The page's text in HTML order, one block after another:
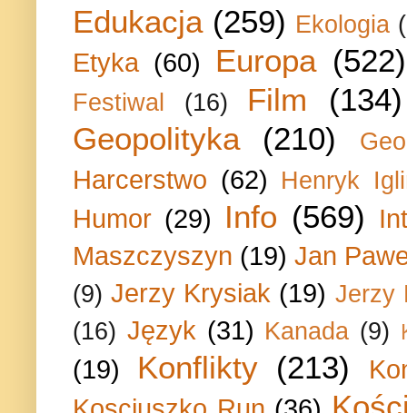
Edukacja (259) Ekologia
Etyka (60) Europa (522)
Festiwal (16) Film
(134)
Geopolityka
(210)
Harcerstwo (62) Henryk
Humor (29) Info (569)
Maszczyszyn (19) Jan
(9) Jerzy Krysiak (19) Jerzy
(16) Język (31) Kanada (9)
(19) Konflikty (213)